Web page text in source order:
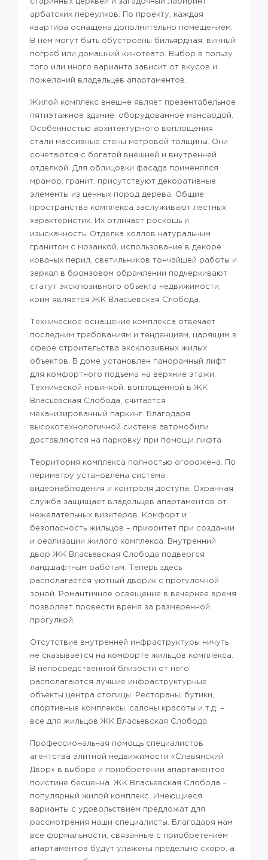
старинных церквей и загадочный лабиринт
арбатских переулков. По проекту, каждая
квартира оснащена дополнительно помещением.
В нем могут быть обустроены бильярдная, винный
погреб или домашний кинотеатр. Выбор в пользу
того или иного варианта зависит от вкусов и
пожеланий владельцев апартаментов.
Жилой комплекс внешне являет презентабельное
пятиэтажное здание, оборудованное мансардой.
Особенностью архитектурного воплощения
стали массивные стены метровой толщины. Они
сочетаются с богатой внешней и внутренней
отделкой. Для облицовки фасада применялся
мрамор, гранит, присутствуют декоративные
элементы из ценных пород дерева. Общие
пространства комплекса заслуживают лестных
характеристик. Их отличает роскошь и
изысканность. Отделка холлов натуральным
гранитом с мозаикой, использование в декоре
кованых перил, светильников тончайшей работы и
зеркал в бронзовом обрамлении подчеркивают
статут эксклюзивного объекта недвижимости,
коим является ЖК Власьевская Слобода.
Техническое оснащение комплекса отвечает
последним требованиям и тенденциям, царящим в
сфере строительства эксклюзивных жилых
объектов. В доме установлен панорамный лифт
для комфортного подъема на верхние этажи.
Технической новинкой, воплощенной в ЖК
Власьевская Слобода, считается
механизированный паркинг. Благодаря
высокотехнологичной системе автомобили
доставляются на парковку при помощи лифта.
Территория комплекса полностью огорожена. По
периметру установлена система
видеонаблюдения и контроля доступа. Охранная
служба защищает владельцев апартаментов от
нежелательных визитеров. Комфорт и
безопасность жильцов – приоритет при создании
и реализации жилого комплекса. Внутренний
двор ЖК Власьевская Слобода подвергся
ландшафтным работам. Теперь здесь
располагается уютный дворик с прогулочной
зоной. Романтичное освещение в вечернее время
позволяет провести время за размеренной
прогулкой.
Отсутствие внутренней инфраструктуры ничуть
не сказывается на комфорте жильцов комплекса.
В непосредственной близости от него
располагаются лучшие инфраструктурные
объекты центра столицы. Рестораны, бутики,
спортивные комплексы, салоны красоты и т.д. –
все для жильцов ЖК Власьевская Слобода.
Профессиональная помощь специалистов
агентства элитной недвижимости «Славянский
Двор» в выборе и приобретении апартаментов
поистине бесценна. ЖК Власьевская Слобода –
популярный жилой комплекс. Имеющиеся
варианты с удовольствием предложат для
рассмотрения наши специалисты. Благодаря нам
все формальности, связанные с приобретением
апартаментов будут улажены предельно скоро, а